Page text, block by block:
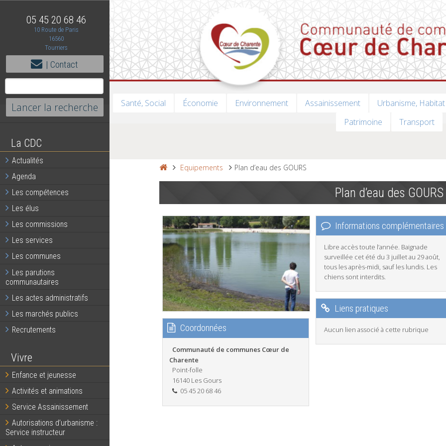
05 45 20 68 46
10 Route de Paris
16560
Tourriers
| Contact
La CDC
Actualités
Agenda
Les compétences
Les élus
Les commissions
Les services
Les communes
Les parutions
communautaires
Les actes administratifs
Les marchés publics
Recrutements
Vivre
Enfance et jeunesse
Activités et animations
Service Assainissement
Autorisations d’urbanisme :
Service instructeur
Santé, Social Économie Environnement Assainissement Urbanisme, Habitat
Patrimoine
Transport
Equipements Plan d’eau des GOURS
Plan d’eau des GOURS
Coordonnées
Communauté de communes Cœur de
Charente
Point-folle
16140 Les Gours
05 45 20 68 46
Informations complémentaires
Libre accès toute l’année. Baignade
surveillée cet été du 3 juillet au 29 août,
tous les après-midi, sauf les lundis. Les
chiens sont interdits.
Liens pratiques
Aucun lien associé à cette rubrique